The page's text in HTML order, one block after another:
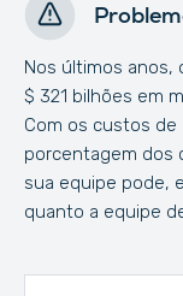
Nos últimos anos,
$ 321 bilhões em
Com os custos
porcentagem dos
sua equipe pode,
quanto a equipe